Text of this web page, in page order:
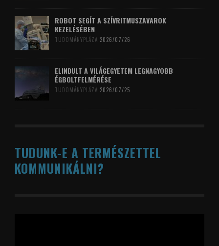
ROBOT SEGÍT A SZÍVRITMUSZAVAROK
KEZELÉSÉBEN
TUDOMÁNYPLÁZA 2026/07/26
ELINDULT A VILÁGEGYETEM LEGNAGYOBB
ÉGBOLTFELMÉRÉSE
TUDOMÁNYPLÁZA 2026/07/25
TUDUNK-E A TERMÉSZETTEL
KOMMUNIKÁLNI?